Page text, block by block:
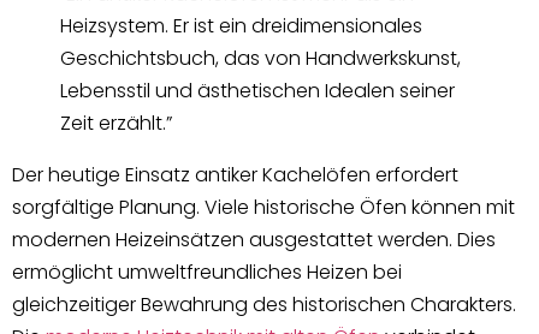
Heizsystem. Er ist ein dreidimensionales
Geschichtsbuch, das von Handwerkskunst,
Lebensstil und ästhetischen Idealen seiner
Zeit erzählt.”
Der heutige Einsatz antiker Kachelöfen erfordert
sorgfältige Planung. Viele historische Öfen können mit
modernen Heizeinsätzen ausgestattet werden. Dies
ermöglicht umweltfreundliches Heizen bei
gleichzeitiger Bewahrung des historischen Charakters.